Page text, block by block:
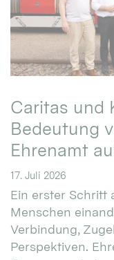
Caritas und
Bedeutung
Ehrenamt
17. Juli 2026
Ein erster Schritt
Menschen
Verbindung,
Perspektiven.